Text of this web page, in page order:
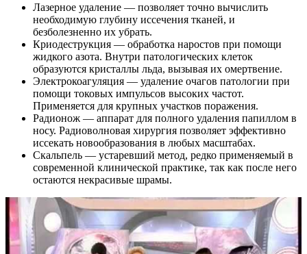
Лазерное удаление — позволяет точно вычислить
необходимую глубину иссечения тканей, и
безболезненно их убрать.
Криодеструкция — обработка наростов при помощи
жидкого азота. Внутри патологических клеток
образуются кристаллы льда, вызывая их омертвение.
Электрокоагуляция — удаление очагов патологии при
помощи токовых импульсов высоких частот.
Применяется для крупных участков поражения.
Радионож — аппарат для полного удаления папиллом в
носу. Радиоволновая хирургия позволяет эффективно
иссекать новообразования в любых масштабах.
Скальпель — устаревший метод, редко применяемый в
современной клинической практике, так как после него
остаются некрасивые шрамы.